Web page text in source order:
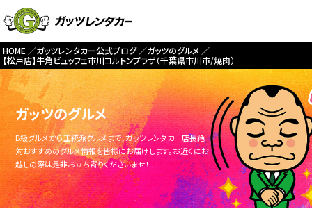
HOME ガッツレンタカー公式ブログ
ガッツのグルメ
【松戸店】牛角ビュッフェ市川コルトンプラザ（千葉県市川市/焼肉）
ガッツのグルメ
B級グルメから正統派グルメまで、ガッツレンタカー店長絶
対おすすめのグルメ情報を皆様にお届けします。お近くにお
越しの際は是非お立ち寄りくださいませ！